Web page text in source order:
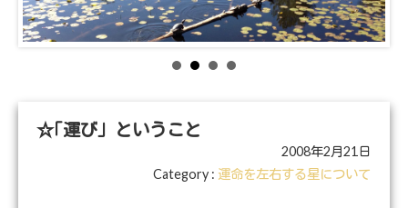
☆｢運び」ということ
2008年2月21日
Category : 運命を左右する星について